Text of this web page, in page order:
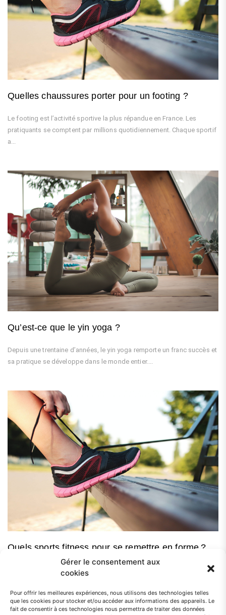
Gérer le consentement aux
cookies
Pour offrir les meilleures expériences, nous utilisons des technologies telles
que les cookies pour stocker et/ou accéder aux informations des appareils. Le
fait de consentir à ces technologies nous permettra de traiter des données
Quelles chaussures porter pour un footing ?
Le footing est l’activité sportive la plus répandue en France. Les
pratiquants se comptent par millions quotidiennement. Chaque sportif
a...
Qu’est-ce que le yin yoga ?
Depuis une trentaine d’années, le yin yoga remporte un franc succès et
sa pratique se développe dans le monde entier....
Quels sports fitness pour se remettre en forme ?
Vous avez envie d’une petite remise en forme ? Voilà une excellente